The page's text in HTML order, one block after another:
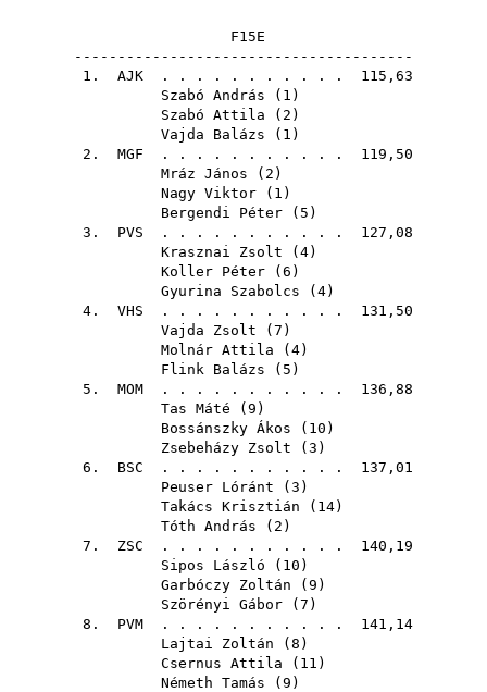
F15E
---------------------------------------
1. AJK . . . . . . . . . . . 115,63
Szabó András ( 1 )
Szabó Attila ( 2 )
Vajda Balázs ( 1 )
2. MGF . . . . . . . . . . . 119,50
Mráz János ( 2 )
Nagy Viktor ( 1 )
Bergendi Péter ( 5 )
3. PVS . . . . . . . . . . . 127,08
Krasznai Zsolt ( 4)
Koller Péter ( 6 )
Gyurina Szabolcs ( 4)
4. VHS . . . . . . . . . . . 131,50
Vajda Zsolt ( 7 )
Molnár Attila ( 4)
Flink Balázs ( 5 )
5. MOM . . . . . . . . . . . 136,88
Tas Máté ( 9 )
Bossánszky Ákos ( 10 )
Zsebeházy Zsolt ( 3 )
6. BSC . . . . . . . . . . . 137,01
Peuser Lóránt ( 3 )
Takács Krisztián ( 14)
Tóth András ( 2 )
7. ZSC . . . . . . . . . . . 140,19
Sipos László ( 10 )
Garbóczy Zoltán ( 9 )
Szörényi Gábor ( 7 )
8. PVM . . . . . . . . . . . 141,14
Lajtai Zoltán ( 8 )
Csernus Attila ( 11 )
Németh Tamás ( 9 )